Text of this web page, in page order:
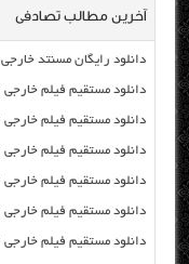
آخرین مطالب تصادفی
دانلود رایگان مسنتد خارجی Britney Ever After 2017 با لینک مستقیم
دانلود مستقیم فیلم خارجی OK Jaanu 2017 از سرور سایت
دانلود مستقیم فیلم خارجی John Wick: Chapter 2 2017 از سرور سایت
دانلود مستقیم فیلم خارجی Cross Wars 2017 از سرور سایت
دانلود مستقیم فیلم خارجی Fifty Shades Darker 2017 از سرور سایت
دانلود مستقیم فیلم خارجی From Straight As 2017 از سرور سایت
دانلود مستقیم فیلم خارجی Zeroville 2017 از سرور سایت